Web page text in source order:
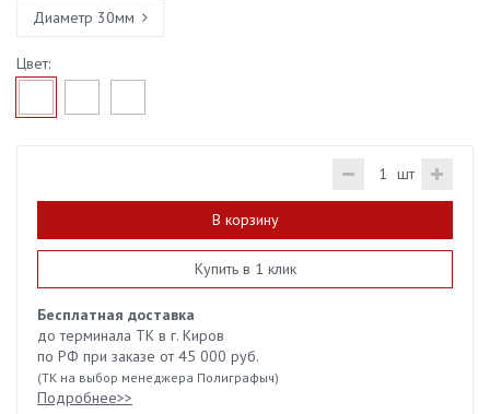
Диаметр 30мм
Цвет:
шт
В корзину
Купить в 1 клик
Бесплатная доставка
до терминала ТК в г. Киров
по РФ при заказе от 45 000 руб.
(ТК на выбор менеджера Полиграфыч)
Подробнее>>